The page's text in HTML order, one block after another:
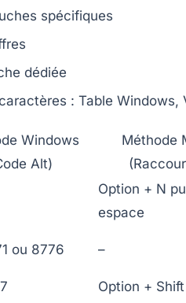
spécifiques
dédiée
: Table Windows,
Windows
Alt)
Méthode
Option + N
espace
ou 8776 –
Option +